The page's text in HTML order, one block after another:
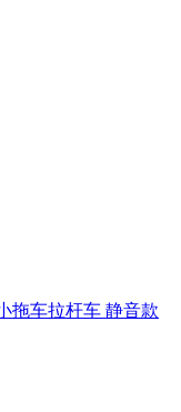
拖车拉杆车 静音款